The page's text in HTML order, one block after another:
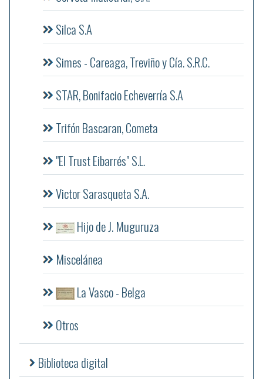
Silca S.A
Simes - Careaga, Treviño y Cía. S.R.C.
STAR, Bonifacio Echeverría S.A
Trifón Bascaran, Cometa
"El Trust Eibarrés" S.L.
Victor Sarasqueta S.A.
Hijo de J. Muguruza
Miscelánea
La Vasco - Belga
Otros
Biblioteca digital